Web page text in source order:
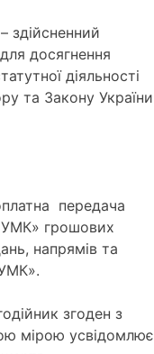
здійсненний
досягнення
діяльності
та Закону України
передача
грошових
напрямів та
згоден з
мірою усвідомлює